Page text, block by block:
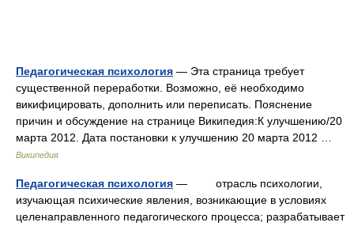
Педагогическая психология — Эта страница требует
существенной переработки. Возможно, её необходимо
викифицировать, дополнить или переписать. Пояснение
причин и обсуждение на странице Википедия:К улучшению/20
марта 2012. Дата постановки к улучшению 20 марта 2012 …
Википедия
Педагогическая психология — отрасль психологии,
изучающая психические явления, возникающие в условиях
целенаправленного педагогического процесса; разрабатывает